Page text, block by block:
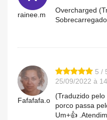
rainee.m
Overcharged
Sobrecarregado
Fafafafa.o
5 /
25/09/2022 à
(Traduzido
porco passa
Um+👍